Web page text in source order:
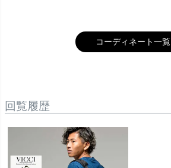
コーディネート一覧
回覧履歴
人気
在庫なし商品を表示しない
商品番号/JANコード